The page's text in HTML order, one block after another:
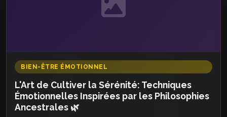
BIEN-ÊTRE ÉMOTIONNEL
L'Art de Cultiver la Sérénité: Techniques
Émotionnelles Inspirées par les Philosophies
Ancestrales 🌿